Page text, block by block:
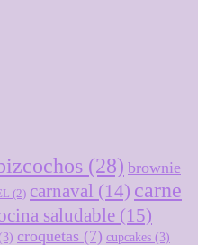
(28) brownie
(2) carnaval (14) carne
saludable (15)
croquetas (7) cupcakes (3)